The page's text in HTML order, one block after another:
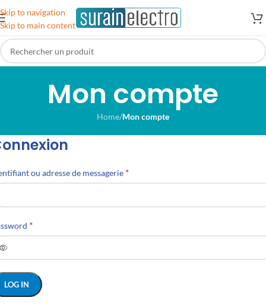
Skip to navigation
Skip to main content
Mon compte
Home/Mon compte
ou adresse de messagerie *
*
LOG IN